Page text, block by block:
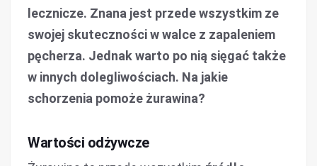
lecznicze. Znana jest przede wszystkim ze
swojej skuteczności w walce z zapaleniem
pęcherza. Jednak warto po nią sięgać także
w innych dolegliwościach. Na jakie
schorzenia pomoże żurawina?
Wartości odżywcze